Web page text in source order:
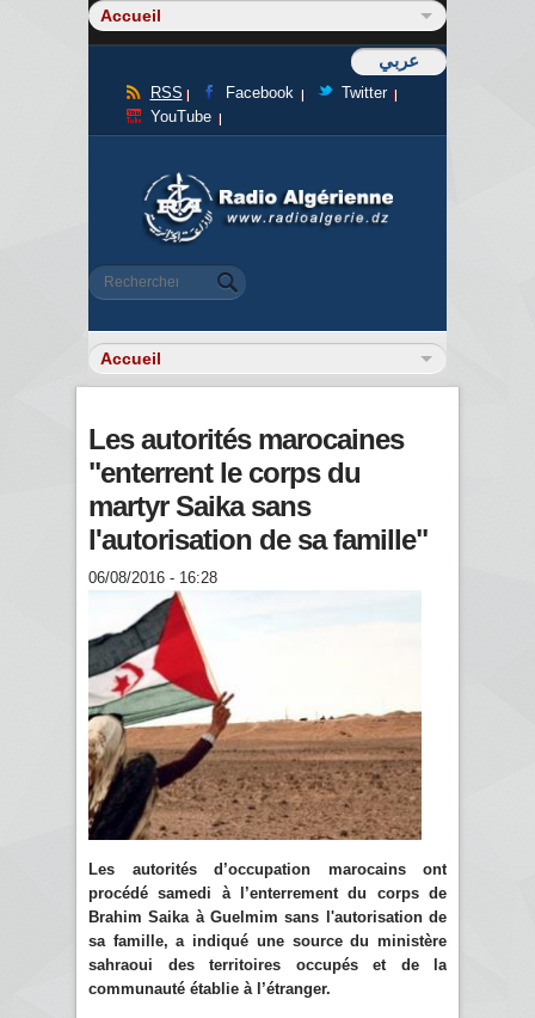
عربي
RSS Facebook
Twitter
YouTube
Formulaire de recherche
Rechercher
Les autorités marocaines
"enterrent le corps du
martyr Saika sans
l'autorisation de sa famille"
06/08/2016 - 16:28
Les autorités d’occupation marocains ont
procédé samedi à l’enterrement du corps de
Brahim Saika à Guelmim sans l'autorisation de
sa famille, a indiqué une source du ministère
sahraoui des territoires occupés et de la
communauté établie à l’étranger.